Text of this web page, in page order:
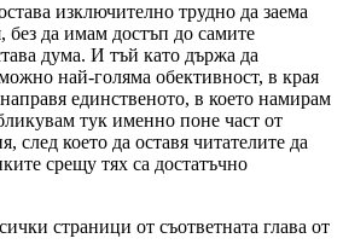
изключително трудно да заема
без да имам достъп до самите
дума. И тъй като държа да
най-голяма обективност, в края
единственото, в което намирам
тук именно поне част от
след което да оставя читателите да
срещу тях са достатъчно
страници от съответната глава от